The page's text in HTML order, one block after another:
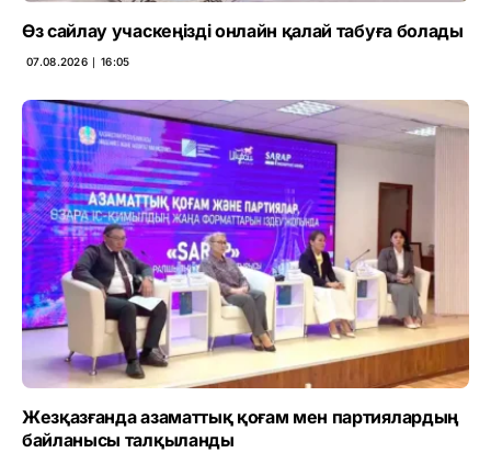
Өз сайлау учаскеңізді онлайн қалай табуға болады
07.08.2026 ∣ 16:05
Жезқазғанда азаматтық қоғам мен партиялардың
байланысы талқыланды